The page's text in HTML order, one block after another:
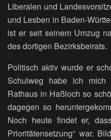
Liberalen und
und Lesben in Baden-
ist er seit seinem Umzug
des dortigen Bezirksbeirats.
Politisch aktiv wurde er
Schulweg habe ich mich
Rathaus in Haßloch so
dagegen so
Noch heute findet er,
Prioritätensetzung“ war.